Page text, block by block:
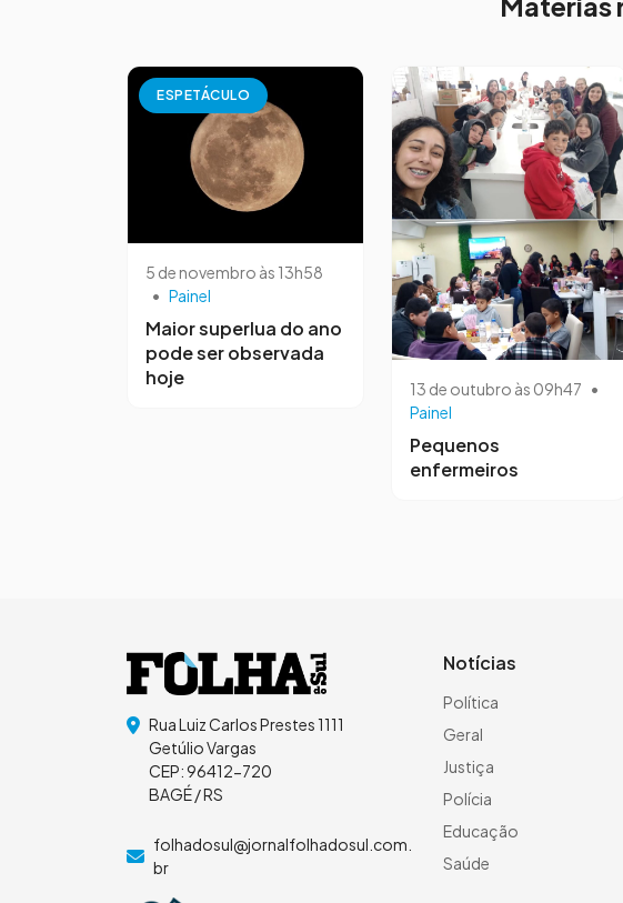
ESPETÁCULO
5 de novembro às 13h58
• Painel
Maior superlua do ano
pode ser observada
hoje
13 de outubro às 09h47 •
Painel
Pequenos
enfermeiros
Rua Luiz Carlos Prestes 1111
Getúlio Vargas
CEP: 96412-720
BAGÉ / RS
folhadosul@jornalfolhadosul.com.
br
Notícias
Política
Geral
Justiça
Polícia
Educação
Saúde